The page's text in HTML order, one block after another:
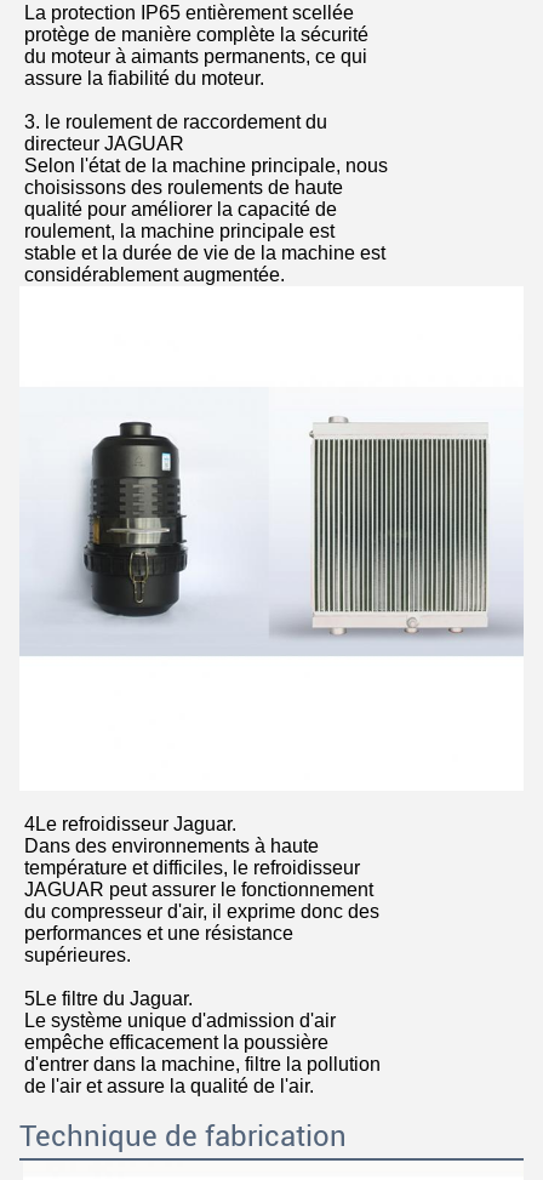
La protection IP65 entièrement scellée
protège de manière complète la sécurité
du moteur à aimants permanents, ce qui
assure la fiabilité du moteur.
3. le roulement de raccordement du
directeur JAGUAR
Selon l'état de la machine principale, nous
choisissons des roulements de haute
qualité pour améliorer la capacité de
roulement, la machine principale est
stable et la durée de vie de la machine est
considérablement augmentée.
4Le refroidisseur Jaguar.
Dans des environnements à haute
température et difficiles, le refroidisseur
JAGUAR peut assurer le fonctionnement
du compresseur d'air, il exprime donc des
performances et une résistance
supérieures.
5Le filtre du Jaguar.
Le système unique d'admission d'air
empêche efficacement la poussière
d'entrer dans la machine, filtre la pollution
de l'air et assure la qualité de l'air.
Technique de fabrication